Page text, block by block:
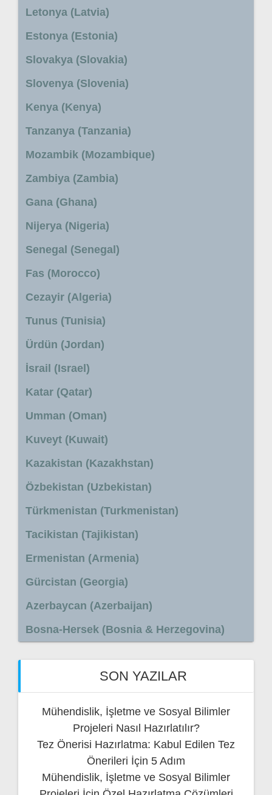
Letonya (Latvia)
Estonya (Estonia)
Slovakya (Slovakia)
Slovenya (Slovenia)
Kenya (Kenya)
Tanzanya (Tanzania)
Mozambik (Mozambique)
Zambiya (Zambia)
Gana (Ghana)
Nijerya (Nigeria)
Senegal (Senegal)
Fas (Morocco)
Cezayir (Algeria)
Tunus (Tunisia)
Ürdün (Jordan)
İsrail (Israel)
Katar (Qatar)
Umman (Oman)
Kuveyt (Kuwait)
Kazakistan (Kazakhstan)
Özbekistan (Uzbekistan)
Türkmenistan (Turkmenistan)
Tacikistan (Tajikistan)
Ermenistan (Armenia)
Gürcistan (Georgia)
Azerbaycan (Azerbaijan)
Bosna-Hersek (Bosnia & Herzegovina)
SON YAZILAR
Mühendislik, İşletme ve Sosyal Bilimler
Projeleri Nasıl Hazırlatılır?
Tez Önerisi Hazırlatma: Kabul Edilen Tez
Önerileri İçin 5 Adım
Mühendislik, İşletme ve Sosyal Bilimler